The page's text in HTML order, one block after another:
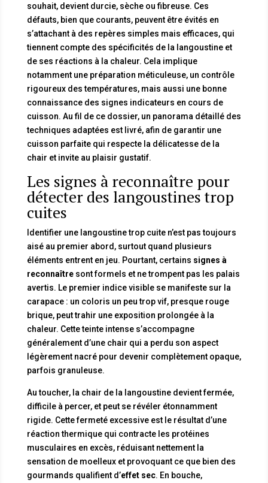
souhait, devient durcie, sèche ou fibreuse. Ces
défauts, bien que courants, peuvent être évités en
s’attachant à des repères simples mais efficaces, qui
tiennent compte des spécificités de la langoustine et
de ses réactions à la chaleur. Cela implique
notamment une préparation méticuleuse, un contrôle
rigoureux des températures, mais aussi une bonne
connaissance des signes indicateurs en cours de
cuisson. Au fil de ce dossier, un panorama détaillé des
techniques adaptées est livré, afin de garantir une
cuisson parfaite qui respecte la délicatesse de la
chair et invite au plaisir gustatif.
Les signes à reconnaître pour
détecter des langoustines trop
cuites
Identifier une langoustine trop cuite n’est pas toujours
aisé au premier abord, surtout quand plusieurs
éléments entrent en jeu. Pourtant, certains signes à
reconnaîtresont formels et ne trompent pas les palais
avertis. Le premier indice visible se manifeste sur la
carapace : un coloris un peu trop vif, presque rouge
brique, peut trahir une exposition prolongée à la
chaleur. Cette teinte intense s’accompagne
généralement d’une chair qui a perdu son aspect
légèrement nacré pour devenir complètement opaque,
parfois granuleuse.
Au toucher, la chair de la langoustine devient fermée,
difficile à percer, et peut se révéler étonnamment
rigide. Cette fermeté excessive est le résultat d’une
réaction thermique qui contracte les protéines
musculaires en excès, réduisant nettement la
sensation de moelleux et provoquant ce que bien des
gourmands qualifient d’effet sec. En bouche,